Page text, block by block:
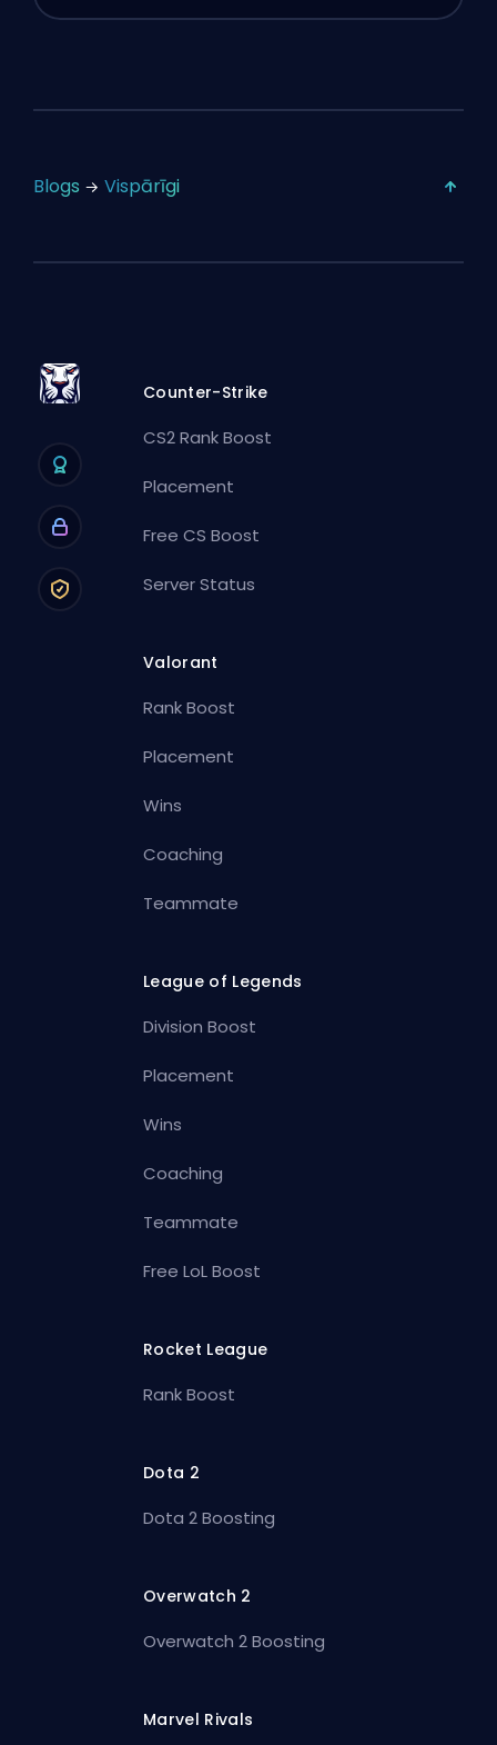
Blogs Vispārīgi
Counter-Strike
CS2 Rank Boost
Placement
Free CS Boost
Server Status
Valorant
Rank Boost
Placement
Wins
Coaching
Teammate
League of Legends
Division Boost
Placement
Wins
Coaching
Teammate
Free LoL Boost
Rocket League
Rank Boost
Dota 2
Dota 2 Boosting
Overwatch 2
Overwatch 2 Boosting
Marvel Rivals